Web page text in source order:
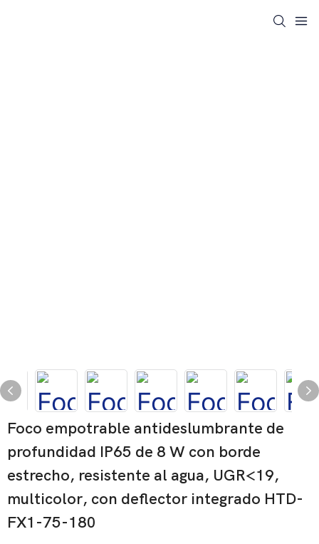
Foco empotrable antideslumbrante de
profundidad IP65 de 8 W con borde
estrecho, resistente al agua, UGR<19,
multicolor, con deflector integrado HTD-
FX1-75-180